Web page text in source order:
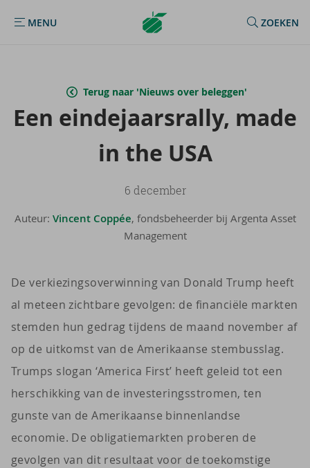
MENU
MENU
Argenta
Homepage
ZOEKEN
Terug naar 'Nieuws over beleggen'
Een ein­de­jaars­ral­ly, made
in the USA
6 december
Auteur: Vincent Coppée, fondsbeheerder bij Argenta Asset
Management
De verkiezingsoverwinning van Donald Trump heeft
al meteen zichtbare gevolgen: de financiële markten
stemden hun gedrag tijdens de maand november af
op de uitkomst van de Amerikaanse stembusslag.
Trumps slogan ‘America First’ heeft geleid tot een
herschikking van de investeringsstromen, ten
gunste van de Amerikaanse binnenlandse
economie. De obligatiemarkten proberen de
gevolgen van dit resultaat voor de toekomstige